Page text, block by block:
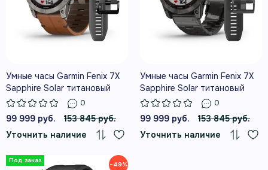
Умные часы Garmin Fenix 7X
Sapphire Solar титановый
черный с коричневым
кожаным ремешком
0
99 999 руб.
153 845 руб.
Уточнить наличие
Умные часы Garmin Fenix 7X
Sapphire Solar титановый
угольно-серый DLC с
угольно-серым титановым
DLC браслетом
0
99 999 руб.
153 845 руб.
Уточнить наличие
−49%